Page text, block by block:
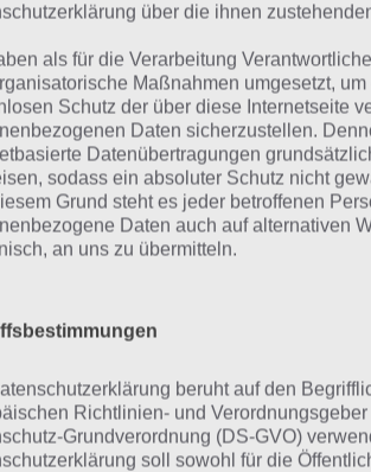
Pressure Play: Versuche so lang wie
to touch: Schieße in ein definiertes
Attack: Mache so viele Punkte in der
the Goalposts: Hier musst du die
die verschiedenen Spielmodi
Rugby 16 erreichen, welches man
erreicht.
den Highscore
über die ihnen
als für die Verarbeitung
Maßnahmen umgesetzt,
Schutz der über diese Internetseite
Daten sicherzustellen.
Datenübertragungen
sodass ein absoluter Schutz nicht
Grund steht es jeder betroffenen
Daten auch auf alternativen
an uns zu übermitteln.
beruht auf den
Richtlinien- und
Grundverordnung (DS-GVO)
soll sowohl für die